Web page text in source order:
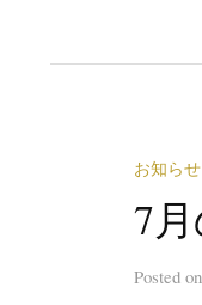
お知らせ
7
Posted on